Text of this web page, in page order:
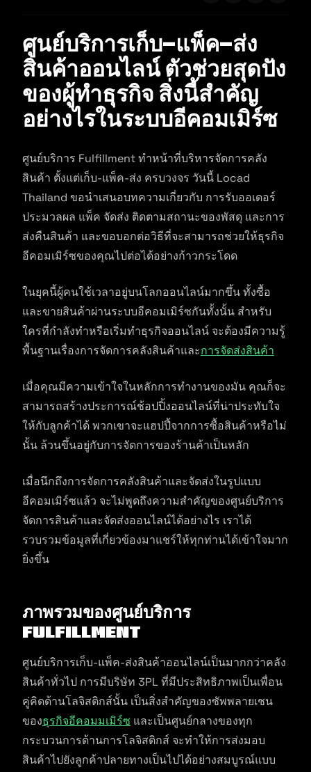
ศูนย์บริการเก็บ-แพ็ค-ส่ง
สินค้าออนไลน์ ตัวช่วยสุดปัง
ของผู้ทำธุรกิจ สิ่งนี้สำคัญ
อย่างไรในระบบอีคอมเมิร์ซ
ศูนย์บริการ Fulfillment ทำหน้าที่บริหารจัดการคลัง
สินค้า ตั้งแต่เก็บ-แพ็ค-ส่ง ครบวงจร วันนี้ Locad
Thailand ขอนำเสนอบทความเกี่ยวกับ การรับออเดอร์
ประมวลผล แพ็ค จัดส่ง ติดตามสถานะของพัสดุ และการ
ส่งคืนสินค้า และขอบอกต่อวิธีที่จะสามารถช่วยให้ธุรกิจ
อีคอมเมิร์ซของคุณไปต่อได้อย่างก้าวกระโดด
ในยุคนี้ผู้คนใช้เวลาอยู่บนโลกออนไลน์มากขึ้น ทั้งซื้อ
และขายสินค้าผ่านระบบอีคอมเมิร์ซกันทั้งนั้น สำหรับ
ใครที่กำลังทำหรือเริ่มทำธุรกิจออนไลน์ จะต้องมีความรู้
พื้นฐานเรื่องการจัดการคลังสินค้าและการจัดส่งสินค้า
เมื่อคุณมีความเข้าใจในหลักการทำงานของมัน คุณก็จะ
สามารถสร้างประการณ์ช้อปปิ้งออนไลน์ที่น่าประทับใจ
ให้กับลูกค้าได้ พวกเขาจะแฮปปี้จากการซื้อสินค้าหรือไม่
นั้น ล้วนขึ้นอยู่กับการจัดการของร้านค้าเป็นหลัก
เมื่อนึกถึงการจัดการคลังสินค้าและจัดส่งในรูปแบบ
อีคอมเมิร์ซแล้ว จะไม่พูดถึงความสำคัญของศูนย์บริการ
จัดการสินค้าและจัดส่งออนไลน์ได้อย่างไร เราได้
รวบรวมข้อมูลที่เกี่ยวข้องมาแชร์ให้ทุกท่านได้เข้าใจมาก
ยิ่งขึ้น
ภาพรวมของศูนย์บริการ
Fulfillment
ศูนย์บริการเก็บ-แพ็ค-ส่งสินค้าออนไลน์เป็นมากกว่าคลัง
สินค้าทั่วไป การมีบริษัท 3PL ที่มีประสิทธิภาพเป็นเพื่อน
คู่คิดด้านโลจิสติกส์นั้น เป็นสิ่งสำคัญของซัพพลายเชน
ของธุรกิจอีคอมมเมิร์ซ และเป็นศูนย์กลางของทุก
กระบวนการด้านการโลจิสติกส์ จะทำให้การส่งมอบ
สินค้าไปยังลูกค้าปลายทางเป็นไปได้อย่างสมบูรณ์แบบ